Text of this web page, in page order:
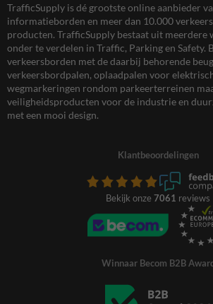
TrafficSupply is dé grootste online aanbieder
informatieborden en meer dan 10.000
producten. TrafficSupply bestaat uit meerdere
onder te verdelen in Traffic, Parking en Safety.
verkeersborden met de daarbij behorende
verkeersbordpalen, oplaadpalen voor
wegmarkeringen rondom parkeerterreinen
veiligheidsproducten voor de industrie en
met een mooi design.
Klantbeoordelingen
Bekijk onze 7061 reviews
Winnaar Becom B2B